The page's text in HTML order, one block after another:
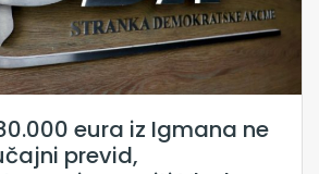
eura iz Igmana ne
previd,